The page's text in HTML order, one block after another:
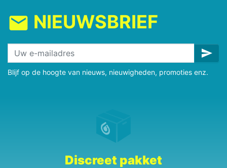
mail NIEUWSBRIEF
send
Blijf op de hoogte van nieuws, nieuwigheden, promoties enz.
Discreet pakket